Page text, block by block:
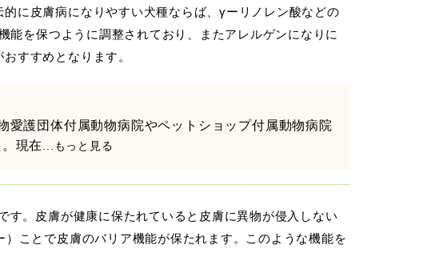
に皮膚病になりやすい犬種ならば、γーリノレン酸などの
を保つように調整されており、またアレルゲンになりに
すすめとなります。
護団体付属動物病院やペットショップ付属動物病院
現在
...もっと見る
。皮膚が健康に保たれていると皮膚に異物が侵入しない
ことで皮膚のバリア機能が保たれます。このような機能を